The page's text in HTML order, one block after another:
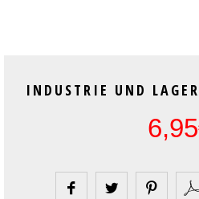
INDUSTRIE UND